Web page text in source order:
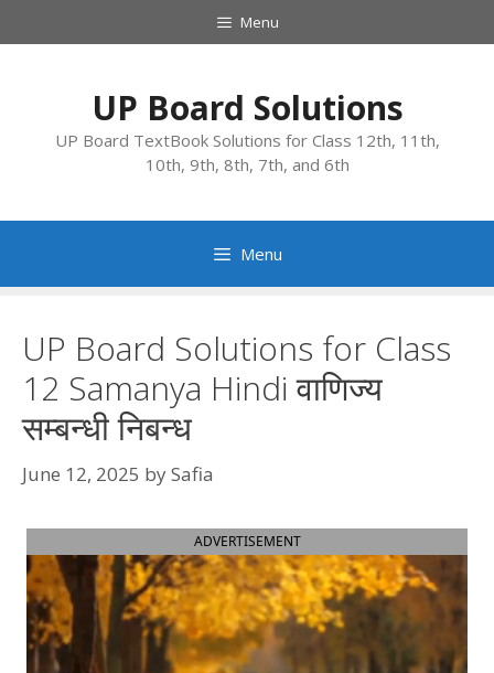
to
Menu
UP Board Solutions
UP Board TextBook Solutions for Class 12th, 11th,
10th, 9th, 8th, 7th, and 6th
Menu
UP Board Solutions for Class
12 Samanya Hindi वाणिज्य
सम्बन्धी निबन्ध
June 12, 2025 bySafia
ADVERTISEMENT